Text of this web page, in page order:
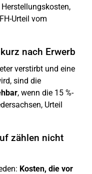
Urteil vom
nach Erwerb
verstirbt und eine
sind die
, wenn die 15 %-
Urteil
zählen nicht
Kosten, die vor